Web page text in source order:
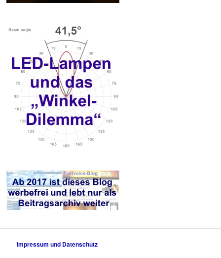
Impressum und Datenschutz